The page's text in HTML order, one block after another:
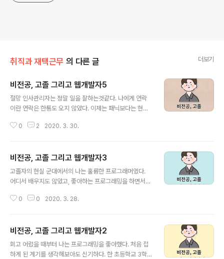
취직과 재택근무 의 다른 글 더보기
비전공, 고졸 그리고 웹개발자5
절망 인사관리자는 정말 일을 잘하는것같다. 나에게 연락
이란 연락은 한통도 오지 않았다. 이제는 패닉보다는 현실
로 프로그램을 만들어봤자 어떤것을 만든다고... 그래서 일
을 잡아뒀었다. 마음을 비우고 코드스테이츠에 대해 더 자
세히 알아보고 군인시절 결제했던 리액트, 자바스크립트
동영상강의를 듣고 있었다. 그러던 가운데 두통의 전화가
른 회사 그리고 같은날 면접약속이었다. (알바면접 화요일
0 2 2020. 3. 30.
비전공, 고졸 그리고 웹개발자3
고졸자의 현실 군대에서의 나는 훌륭한 프로그래머였다.
어디서 배우지도 않았고, 좋아하는 프로그래밍을 하면서
그래서 남들보다 다른 사람인 것만 같았고, 인생의 자신감
찾아가기로 마음을 먹게 되었다. 개발자로서 그리고 새로
운 사업을 준비하고, 회계와 경영을 배워 사업가의 길로 가
자 하면서 말이다. '전역하면 셀러 오션에서 프리랜서로써
0 0 2020. 3. 28.
비전공, 고졸 그리고 웹개발자2
회고 어렸을 때부터 나는 프로그래밍을 좋아했다. 처음 접
하게 된 계기를 생각해보아도 신기하다. 한 초등학교 3학